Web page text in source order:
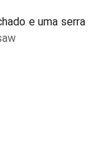
e uma serra